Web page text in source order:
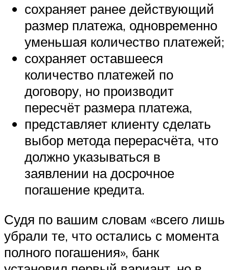
сохраняет ранее действующий
размер платежа, одновременно
уменьшая количество платежей;
сохраняет оставшееся
количество платежей по
договору, но производит
пересчёт размера платежа,
представляет клиенту сделать
выбор метода перерасчёта, что
должно указываться в
заявлении на досрочное
погашение кредита.
Судя по вашим словам «всего лишь
убрали те, что остались с момента
полного погашения», банк